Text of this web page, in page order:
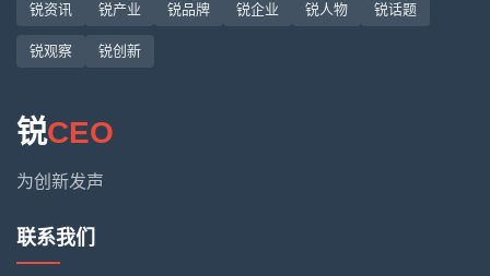
锐资讯 锐产业 锐品牌 锐企业 锐人物 锐话题
锐观察 锐创新
锐CEO
为创新发声
联系我们